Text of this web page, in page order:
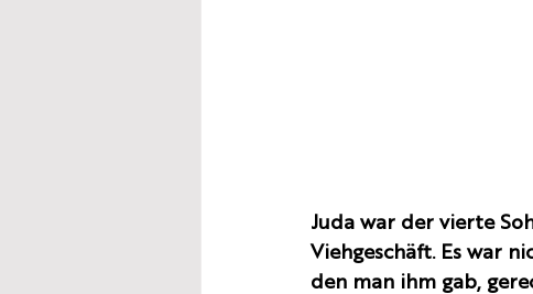
Juda war der vierte
Viehgeschäft. Es war
den man ihm gab,